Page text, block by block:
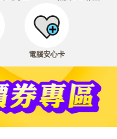
電腦安心卡